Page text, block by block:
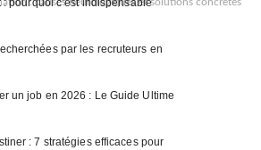
pourquoi c’est indispensable
par les recruteurs en
un job en 2026 : Le Guide Ultime
: 7 stratégies efficaces pour